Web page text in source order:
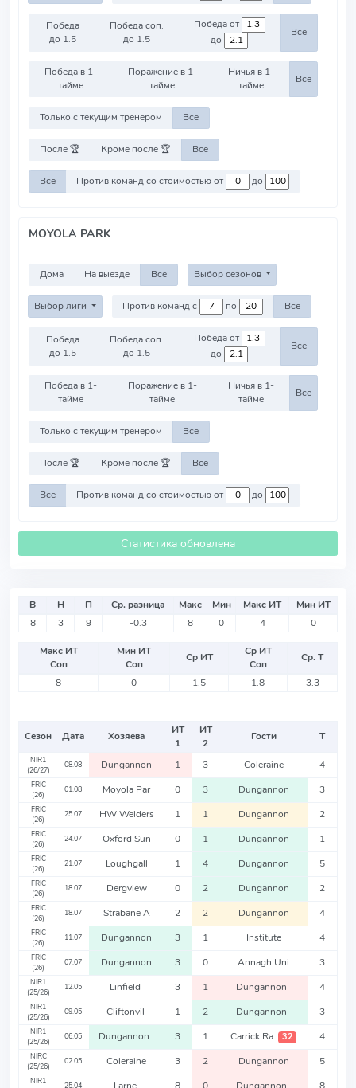
Победа
до 1.5
Победа соп.
до 1.5
Победа от
до
Все
Победа в 1-
тайме
Поражение в 1-
тайме
Ничья в 1-
тайме
Все
Только с текущим тренером Все
После 🏆 Кроме после 🏆 Все
Все Против команд со стоимостью от до
MOYOLA PARK
Дома На выезде Все Выбор сезонов
Выбор лиги Против команд с по Все
Победа
до 1.5
Победа соп.
до 1.5
Победа от
до
Все
Победа в 1-
тайме
Поражение в 1-
тайме
Ничья в 1-
тайме
Все
Только с текущим тренером Все
После 🏆 Кроме после 🏆 Все
Все Против команд со стоимостью от до
Статистика обновлена
В Н П Ср. разница Макс Мин Макс ИТ
Мин ИТ
8
3 9 -0.3 8 0 4 0
Макс ИТ
Соп
Мин ИТ
Соп
Ср ИТ
Ср ИТ
Соп
Ср. Т
8
0 1.5 1.8 3.3
Сезон Дата Хозяева
ИТ
1
ИТ
2
Гости Т
NIR1
(26/27)
08.08 Dungannon 1 3 Coleraine 4
FRIC
(26)
01.08 Moyola Par 0 3 Dungannon 3
FRIC
(26)
25.07 HW Welders 1 1 Dungannon 2
FRIC
(26)
24.07 Oxford Sun 0 1 Dungannon 1
FRIC
(26)
21.07 Loughgall 1 4 Dungannon 5
FRIC
(26)
18.07 Dergview 0 2 Dungannon 2
FRIC
(26)
18.07 Strabane A 2 2 Dungannon 4
FRIC
(26)
11.07 Dungannon 3 1 Institute 4
FRIC
(26)
07.07 Dungannon 3 0 Annagh Uni 3
NIR1
(25/26)
12.05 Linfield 3 1 Dungannon 4
NIR1
(25/26)
09.05 Cliftonvil 1 2 Dungannon 3
NIR1
(25/26)
06.05 Dungannon 3 1 Carrick Ra 32 4
NIRC
(25/26)
02.05 Coleraine 3 2 Dungannon 5
NIR1
25.04